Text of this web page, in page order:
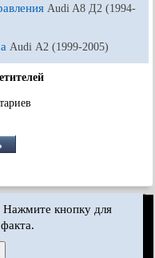
Audi A8 Д2 (1994-
Audi А2 (1999-2005)
·Обратная связь
и статьи
С3
8L
Нажмите кнопку для